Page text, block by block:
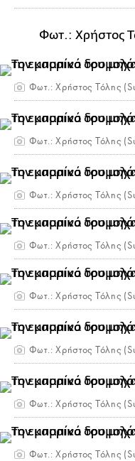
Φωτ.: Χρήστος
Φωτ.: Χρήστος Τόλης
Φωτ.: Χρήστος Τόλης
Φωτ.: Χρήστος Τόλης
Φωτ.: Χρήστος Τόλης
Φωτ.: Χρήστος Τόλης
Φωτ.: Χρήστος Τόλης
Φωτ.: Χρήστος Τόλης
Φωτ.: Χρήστος Τόλης